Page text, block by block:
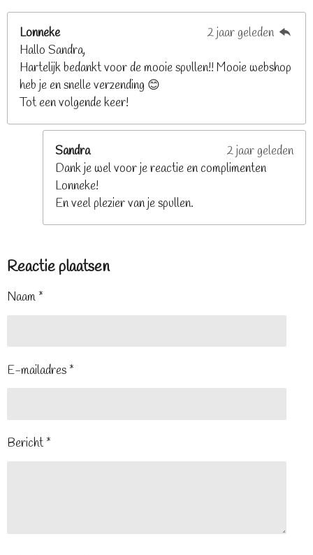
Lonneke
2 jaar geleden
Hallo Sandra,
Hartelijk bedankt voor de mooie spullen!! Mooie webshop
heb je en snelle verzending 😊
Tot een volgende keer!
Sandra
2 jaar geleden
Dank je wel voor je reactie en complimenten
Lonneke!
En veel plezier van je spullen.
Reactie plaatsen
Naam *
E-mailadres *
Bericht *